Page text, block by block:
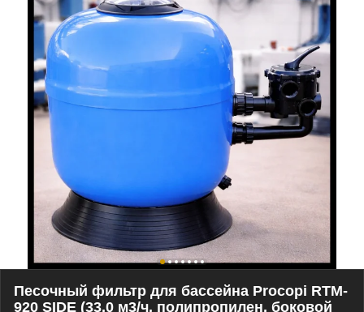
Песочный фильтр для бассейна Procopi RTM-
920 SIDE (33,0 м3/ч, полипропилен, боковой